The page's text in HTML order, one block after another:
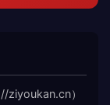
ziyoukan.cn）